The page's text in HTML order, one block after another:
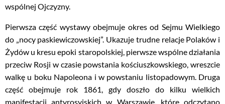
wspólnej Ojczyzny.
Pierwsza część wystawy obejmuje okres od Sejmu Wielkiego
do „nocy paskiewiczowskiej”. Ukazuje trudne relacje Polaków i
Żydów u kresu epoki staropolskiej, pierwsze wspólne działania
przeciw Rosji w czasie powstania kościuszkowskiego, wreszcie
walkę u boku Napoleona i w powstaniu listopadowym. Druga
część obejmuje rok 1861, gdy doszło do kilku wielkich
manifestacji antyrosyjskich w Warszawie, które odczytano